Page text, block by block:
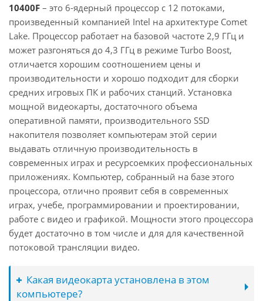
10400F – это 6-ядерный процессор с 12 потоками,
произведенный компанией Intel на архитектуре Comet
Lake. Процессор работает на базовой частоте 2,9 ГГц и
может разгоняться до 4,3 ГГц в режиме Turbo Boost,
отличается хорошим соотношением цены и
производительности и хорошо подходит для сборки
средних игровых ПК и рабочих станций. Установка
мощной видеокарты, достаточного объема
оперативной памяти, производительного SSD
накопителя позволяет компьютерам этой серии
выдавать отличную производительность в
современных играх и ресурсоемких профессиональных
приложениях. Компьютер, собранный на базе этого
процессора, отлично проявит себя в современных
играх, учебе, программировании и проектировании,
работе с видео и графикой. Мощности этого процессора
будет достаточно в том числе и для для качественной
потоковой трансляции видео.
Какая видеокарта установлена в этом
компьютере?